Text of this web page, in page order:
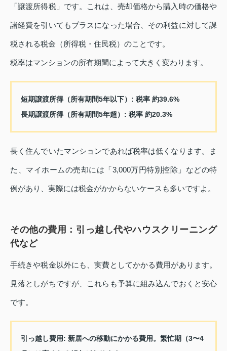
「譲渡所得税」です。これは、売却価格から購入時の価格や
諸経費を引いてもプラスになった場合、その利益に対して課
税される税金（所得税・住民税）のことです。
税率はマンションの所有期間によって大きく変わります。
短期譲渡所得（所有期間5年以下） : 税率 約39.6%
長期譲渡所得（所有期間5年超） : 税率 約20.3%
長く住んでいたマンションであれば税率は低くなります。ま
た、マイホームの売却には「3,000万円特別控除」などの特
例があり、実際には税金がかからないケースも多いですよ。
その他の費用：引っ越し代やハウスクリーニング
代など
手続きや税金以外にも、実費としてかかる費用があります。
見落としがちですが、これらも予算に組み込んでおくと安心
です。
引っ越し費用: 新居への移動にかかる費用。繁忙期（3〜4